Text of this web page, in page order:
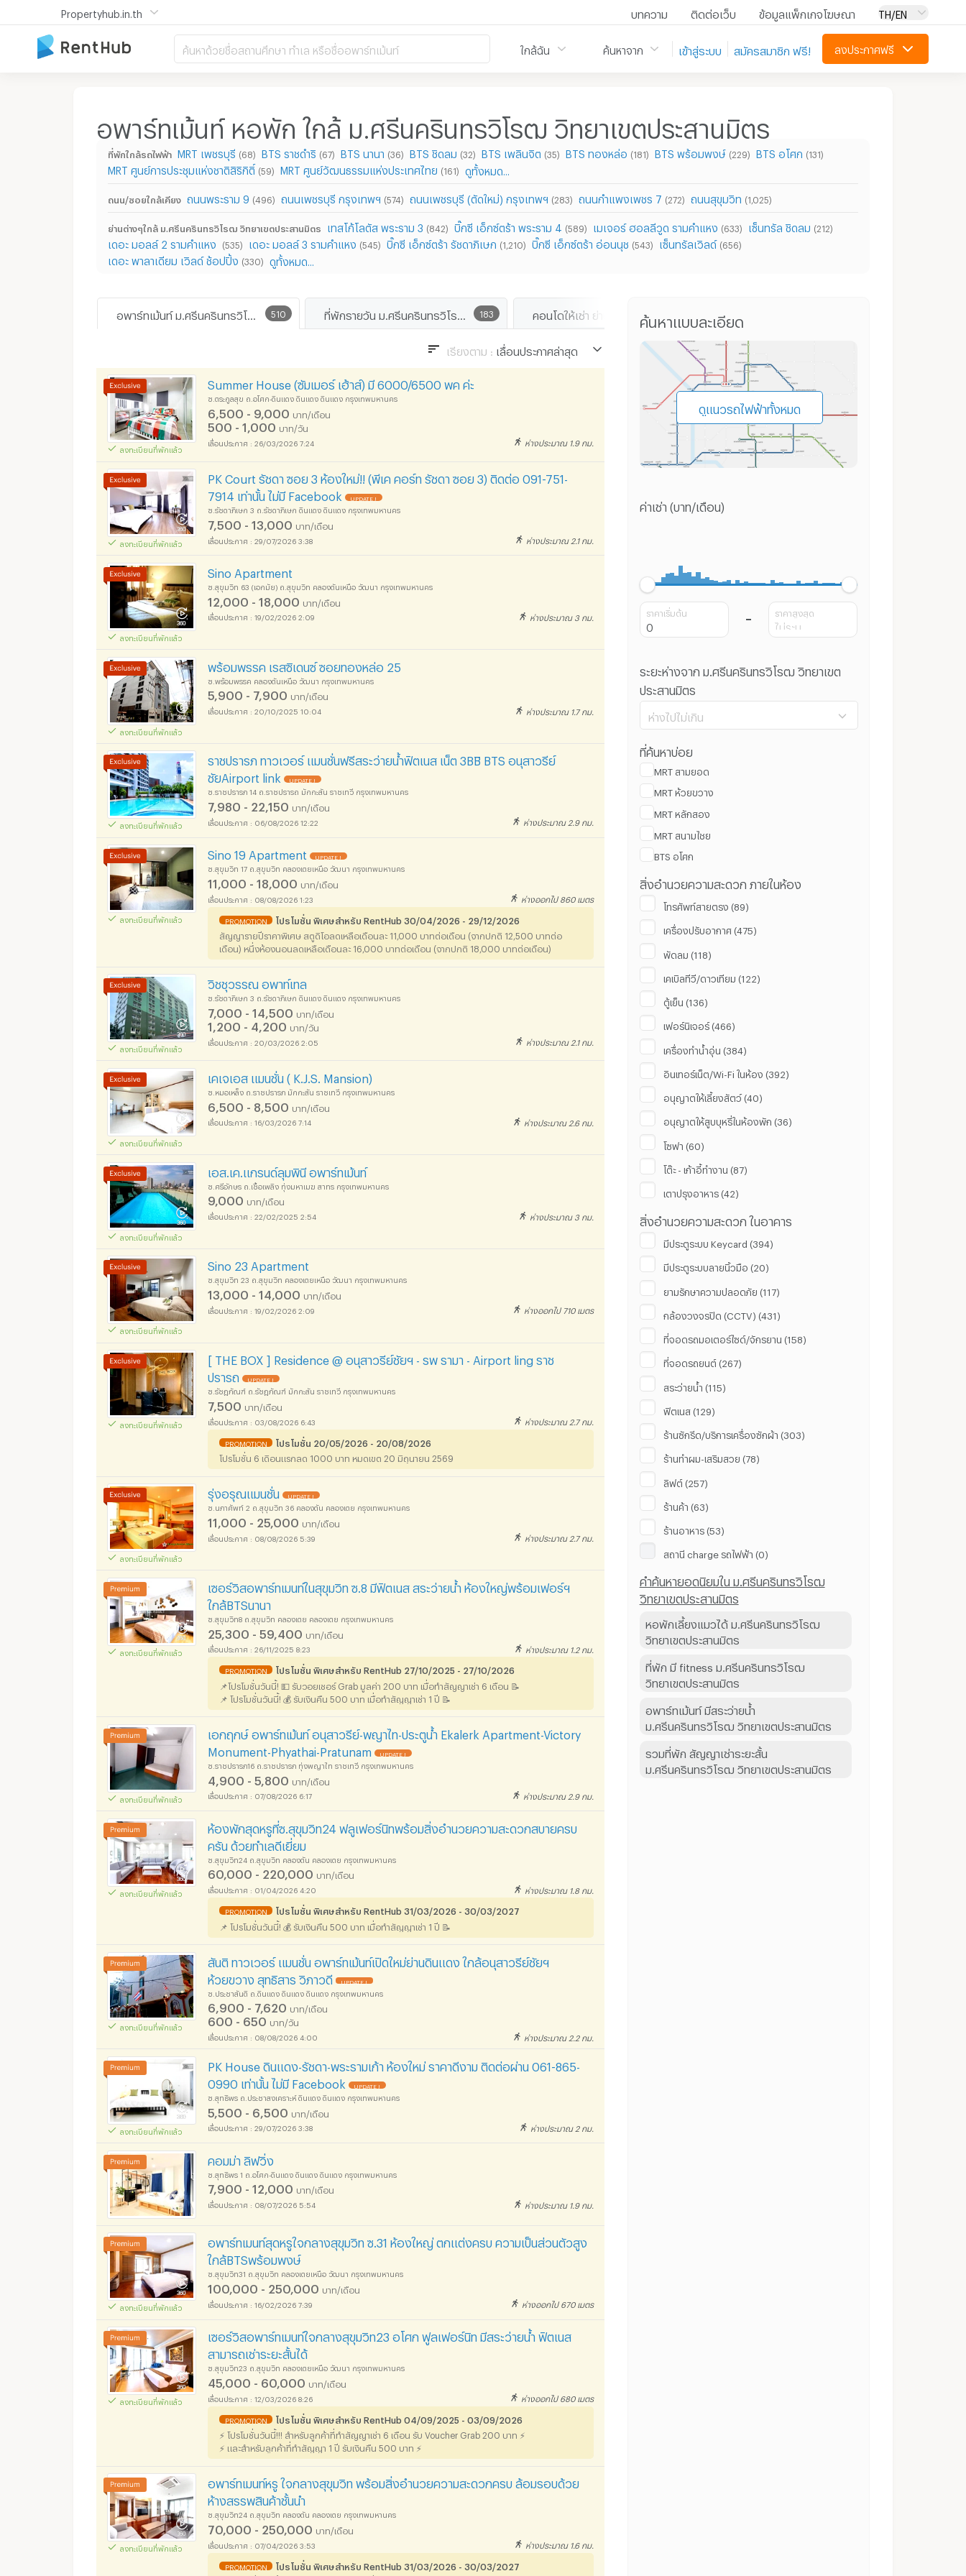
Propertyhub.in.th บทความ ติดต่อเว็บ ข้อมูลแพ็กเกจโฆษณา TH/EN
ค้นหาด้วยชื่อสถานศึกษา ทำเล หรือชื่ออพาร์ทเม้นท์ ใกล้ฉัน ค้นหาจาก เข้าสู่ระบบ สมัครสมาชิก ฟรี! ลงประกาศฟรี
อพาร์ทเม้นท์ หอพัก ใกล้ ม.ศรีนครินทรวิโรฒ วิทยาเขตประสานมิตร
ที่พักใกล้รถไฟฟ้า MRT เพชรบุรี (68) BTS ราชดำริ (67) BTS นานา (36) BTS ชิดลม (32) BTS เพลินจิต (35) BTS ทองหล่อ (181) BTS พร้อมพงษ์ (229) BTS อโศก (131)
MRT ศูนย์การประชุมแห่งชาติสิริกิติ์ (59) MRT ศูนย์วัฒนธรรมแห่งประเทศไทย (161) ดูทั้งหมด...
ถนน/ซอยใกล้เคียง ถนนพระราม 9 (496) ถนนเพชรบุรี กรุงเทพฯ (574) ถนนเพชรบุรี (ตัดใหม่) กรุงเทพฯ (283) ถนนกำแพงเพชร 7 (272) ถนนสุขุมวิท (1,025)
ย่านต่างๆใกล้ ม.ศรีนครินทรวิโรฒ วิทยาเขตประสานมิตร เทสโก้โลตัส พระราม 3 (842) บิ๊กซี เอ็กซ์ตร้า พระราม 4 (589) เมเจอร์ ฮอลลีวูด รามคำแหง (633) เซ็นทรัล ชิดลม (212)
เดอะ มอลล์ 2 รามคำแหง (535) เดอะ มอลล์ 3 รามคำแหง (545) บิ๊กซี เอ็กซ์ตร้า รัชดาภิเษก (1,210) บิ๊กซี เอ็กซ์ตร้า อ่อนนุช (543) เซ็นทรัลเวิลด์ (656)
เดอะ พาลาเดียม เวิลด์ ช้อปปิ้ง (330) ดูทั้งหมด...
510
อพาร์ทเม้นท์ ม.ศรีนครินทรวิโรฒ วิทยาเขตประสานมิตร 183
เรียงตาม : เลื่อนประกาศล่าสุด
ลงทะเบียนที่พักแล้ว
Summer House (ซัมเมอร์ เฮ้าส์) มี 6000/6500 พค ค่ะ
ซ.ตระกูลสุข ถ.อโศก-ดินแดง ดินแดง ดินแดง กรุงเทพมหานคร
6,500 - 9,000 บาท/เดือน
500 - 1,000 บาท/วัน
26/03/2026 7:24 ห่างประมาณ 1.9 กม.
ลงทะเบียนที่พักแล้ว
อพาร์ทเม้นท์ หอพัก ย่าน ม.ศรีนครินทรวิโรฒ วิทยาเขตประสานมิตร :
PK Court รัชดา ซอย 3 ห้องใหม่!! (พีเค คอร์ท รัชดา ซอย 3) ติดต่อ 091-751-
7914 เท่านั้น ไม่มี Facebook
UPDATE !
ซ.รัชดาภิเษก 3 ถ.รัชดาภิเษก ดินแดง ดินแดง กรุงเทพมหานคร
7,500 - 13,000 บาท/เดือน
29/07/2026 3:38 ห่างประมาณ 2.1 กม.
ลงทะเบียนที่พักแล้ว
อพาร์ทเม้นท์ หอพัก ย่าน ม.ศรีนครินทรวิโรฒ วิทยาเขตประสานมิตร :
Sino Apartment
ซ.สุขุมวิท 63 (เอกมัย) ถ.สุขุมวิท คลองตันเหนือ วัฒนา กรุงเทพมหานคร
12,000 - 18,000 บาท/เดือน
19/02/2026 2:09 ห่างประมาณ 3 กม.
ลงทะเบียนที่พักแล้ว
อพาร์ทเม้นท์ หอพัก ย่าน ม.ศรีนครินทรวิโรฒ วิทยาเขตประสานมิตร :
พร้อมพรรค เรสซิเดนซ์ ซอยทองหล่อ 25
ซ.พร้อมพรรค คลองตันเหนือ วัฒนา กรุงเทพมหานคร
5,900 - 7,900 บาท/เดือน
20/10/2025 10:04 ห่างประมาณ 1.7 กม.
ลงทะเบียนที่พักแล้ว
อพาร์ทเม้นท์ หอพัก ย่าน ม.ศรีนครินทรวิโรฒ วิทยาเขตประสานมิตร :
ราชปรารภ ทาวเวอร์ แมนชั่นฟรีสระว่ายน้ำฟิตเนส เน็ต 3BBิ BTS อนุสาวรีย์
ชัยAirport link
UPDATE !
ซ.ราชปรารภ 14 ถ.ราชปรารถ มักกะสัน ราชเทวี กรุงเทพมหานคร
7,980 - 22,150 บาท/เดือน
06/08/2026 12:22 ห่างประมาณ 2.9 กม.
ลงทะเบียนที่พักแล้ว
Sino 19 Apartment UPDATE !
ซ.สุขุมวิท 17 ถ.สุขุมวิท คลองเตยเหนือ วัฒนา กรุงเทพมหานคร
11,000 - 18,000 บาท/เดือน
08/08/2026 1:23 ห่างออกไป 860 เมตร
PROMOTION โปรโมชั่น พิเศษสำหรับ RentHub 30/04/2026 - 29/12/2026
สัญญารายปีราคาพิเศษ สตูดิโอลดเหลือเดือนละ 11,000 บาทต่อเดือน (จากปกติ 12,500 บาทต่อ
เดือน) หนึ่งห้องนอนลดเหลือเดือนละ 16,000 บาทต่อเดือน (จากปกติ 18,000 บาทต่อเดือน)
ลงทะเบียนที่พักแล้ว
วิชชุวรรณ อพาท์เทล
ซ.รัชดาภิเษก 3 ถ.รัชดาภิเษก ดินแดง ดินแดง กรุงเทพมหานคร
7,000 - 14,500 บาท/เดือน
1,200 - 4,200 บาท/วัน
20/03/2026 2:05 ห่างประมาณ 2.1 กม.
ลงทะเบียนที่พักแล้ว
เคเจเอส แมนชั่น ( K.J.S. Mansion)
ซ.หมอเหล็ง ถ.ราชปรารภ มักกะสัน ราชเทวี กรุงเทพมหานคร
6,500 - 8,500 บาท/เดือน
16/03/2026 7:14 ห่างประมาณ 2.6 กม.
ลงทะเบียนที่พักแล้ว
เอส.เค.แกรนด์ลุมพินี อพาร์ทเม้นท์
ซ.ศรีอักษร ถ.เชื้อเพลิง ทุ่งมหาเมฆ สาทร กรุงเทพมหานคร
9,000 บาท/เดือน
22/02/2025 2:54 ห่างประมาณ 3 กม.
ลงทะเบียนที่พักแล้ว
Sino 23 Apartment
ซ.สุขุมวิท 23 ถ.สุขุมวิท คลองเตยเหนือ วัฒนา กรุงเทพมหานคร
13,000 - 14,000 บาท/เดือน
19/02/2026 2:09 ห่างออกไป 710 เมตร
ลงทะเบียนที่พักแล้ว
[ THE BOX ] Residence @ อนุสาวรีย์ชัยฯ - รพ รามา - Airport ling ราช
ปรารถ
UPDATE !
ซ.รัชฎภัณฑ์ ถ.รัชฎภัณฑ์ มักกะสัน ราชเทวี กรุงเทพมหานคร
7,500 บาท/เดือน
03/08/2026 6:43 ห่างประมาณ 2.7 กม.
PROMOTION โปรโมชั่น 20/05/2026 - 20/08/2026
โปรโมชั่น 6 เดิอนแรกลด 1000 บาท หมดเขต 20 มิถุนายน 2569
ลงทะเบียนที่พักแล้ว
รุ่งอรุณแมนชั่น UPDATE !
ซ.นภาศัพท์ 2 ถ.สุขุมวิท 36 คลองตัน คลองเตย กรุงเทพมหานคร
11,000 - 25,000 บาท/เดือน
08/08/2026 5:39 ห่างประมาณ 2.7 กม.
ลงทะเบียนที่พักแล้ว
เซอร์วิสอพาร์ทเมนท์ในสุขุมวิท ซ.8 มีฟิตเนส สระว่ายน้ำ ห้องใหญ่พร้อมเฟอร์ฯ
ใกล้BTSนานา
ซ.สุขุมวิท8 ถ.สุขุมวิท คลองเตย คลองเตย กรุงเทพมหานคร
25,300 - 59,400 บาท/เดือน
26/11/2025 8:23 ห่างประมาณ 1.2 กม.
PROMOTION โปรโมชั่น พิเศษสำหรับ RentHub 27/10/2025 - 27/10/2026
📌โปรโมชั่นวันนี้! 💵 รับวอยเชอร์ Grab มูลค่า 200 บาท เมื่อทำสัญญาเช่า 6 เดือน 📝
📌 โปรโมชั่นวันนี้! 💰 รับเงินคืน 500 บาท เมื่อทำสัญญาเช่า 1 ปี 📝
ลงทะเบียนที่พักแล้ว
เอกฤกษ์ อพาร์ทเม้นท์ อนุสาวรีย์-พญาไท-ประตูน้ำ Ekalerk Apartment-Victory
Monument-Phyathai-Pratunam
UPDATE !
ซ.ราชปรารภ16 ถ.ราชปรารภ ทุ่งพญาไท ราชเทวี กรุงเทพมหานคร
4,900 - 5,800 บาท/เดือน
07/08/2026 6:17 ห่างประมาณ 2.9 กม.
ลงทะเบียนที่พักแล้ว
ห้องพักสุดหรูที่ซ.สุขุมวิท24 ฟลูเฟอร์นิทพร้อมสิ่งอำนวยความสะดวกสบายครบ
ครัน ด้วยทำเลดีเยี่ยม
ซ.สุขุมวิท24 ถ.สุขุมวิท คลองตัน คลองเตย กรุงเทพมหานคร
60,000 - 220,000 บาท/เดือน
01/04/2026 4:20 ห่างประมาณ 1.8 กม.
PROMOTION โปรโมชั่น พิเศษสำหรับ RentHub 31/03/2026 - 30/03/2027
📌 โปรโมชั่นวันนี้! 💰 รับเงินคืน 500 บาท เมื่อทำสัญญาเช่า 1 ปี 📝
ลงทะเบียนที่พักแล้ว
สันติ ทาวเวอร์ แมนชั่น อพาร์ทเม้นท์เปิดใหม่ย่านดินแดง ใกล้อนุสาวรีย์ชัยฯ
ห้วยขวาง สุทธิสาร วิภาวดี
UPDATE !
ซ.ประชาสันติ ถ.ดินแดง ดินแดง ดินแดง กรุงเทพมหานคร
6,900 - 7,620 บาท/เดือน
600 - 650 บาท/วัน
08/08/2026 4:00 ห่างประมาณ 2.2 กม.
ลงทะเบียนที่พักแล้ว
PK House ดินแดง-รัชดา-พระรามเก้า ห้องใหม่ ราคาดีงาม ติดต่อผ่าน 061-865-
0990 เท่านั้น ไม่มี Facebook
UPDATE !
ซ.สุทธิพร ถ.ประชาสงเคราะห์ ดินแดง ดินแดง กรุงเทพมหานคร
5,500 - 6,500 บาท/เดือน
29/07/2026 3:38 ห่างประมาณ 2 กม.
คอมม่า ลิฟวิ่ง
ซ.สุทธิพร 1 ถ.อโศก-ดินแดง ดินแดง ดินแดง กรุงเทพมหานคร
7,900 - 12,000 บาท/เดือน
08/07/2026 5:54 ห่างประมาณ 1.9 กม.
ลงทะเบียนที่พักแล้ว
อพาร์ทเมนท์สุดหรูใจกลางสุขุมวิท ซ.31 ห้องใหญ่ ตกแต่งครบ ความเป็นส่วนตัวสูง
ใกล้BTSพร้อมพงษ์
ซ.สุขุมวิท31 ถ.สุขุมวิท คลองเตยเหนือ วัฒนา กรุงเทพมหานคร
100,000 - 250,000 บาท/เดือน
16/02/2026 7:39 ห่างออกไป 670 เมตร
ลงทะเบียนที่พักแล้ว
เซอร์วิสอพาร์ทเมนท์ใจกลางสุขุมวิท23 อโศก ฟูลเฟอร์นิท มีสระว่ายน้ำ ฟิตเนส
สามารถเช่าระยะสั้นได้
ซ.สุขุมวิท23 ถ.สุขุมวิท คลองเตยเหนือ วัฒนา กรุงเทพมหานคร
45,000 - 60,000 บาท/เดือน
12/03/2026 8:26 ห่างออกไป 680 เมตร
PROMOTION โปรโมชั่น พิเศษสำหรับ RentHub 04/09/2025 - 03/09/2026
⚡ โปรโมชั่นวันนี้!!! สำหรับลูกค้าที่ทำสัญญาเช่า 6 เดือน รับ Voucher Grab 200 บาท ⚡
⚡ และสำหรับลูกค้าที่ทำสัญญา 1 ปี รับเงินคืน 500 บาท ⚡
ลงทะเบียนที่พักแล้ว
อพาร์ทเมนท์หรู ใจกลางสุขุมวิท พร้อมสิ่งอำนวยความสะดวกครบ ล้อมรอบด้วย
ห้างสรรพสินค้าชั้นนำ
ซ.สุขุมวิท24 ถ.สุขุมวิท คลองตัน คลองเตย กรุงเทพมหานคร
70,000 - 250,000 บาท/เดือน
07/04/2026 3:53 ห่างประมาณ 1.6 กม.
PROMOTION โปรโมชั่น พิเศษสำหรับ RentHub 31/03/2026 - 30/03/2027
ค้นหาแบบละเอียด
ดูแนวรถไฟฟ้าทั้งหมด
ค่าเช่า (บาท/เดือน)
ราคาเริ่มต้น ราคาสูงสุด
ระยะห่างจาก ม.ศรีนครินทรวิโรฒ วิทยาเขต
ประสานมิตร
ห่างไปไม่เกิน
100 ม.
ที่ค้นหาบ่อย
MRT สามยอด
MRT ห้วยขวาง
MRT หลักสอง
MRT สนามไชย
BTS อโศก
สิ่งอำนวยความสะดวก ภายในห้อง
โทรศัพท์สายตรง (89)
เครื่องปรับอากาศ (475)
พัดลม (118)
เคเบิลทีวี/ดาวเทียม (122)
ตู้เย็น (136)
เฟอร์นิเจอร์ (466)
เครื่องทำน้ำอุ่น (384)
อินเทอร์เน็ต/Wi-Fi ในห้อง (392)
อนุญาตให้เลี้ยงสัตว์ (40)
อนุญาตให้สูบบุหรี่ในห้องพัก (36)
โซฟา (60)
โต๊ะ - เก้าอี้ทำงาน (87)
เตาปรุงอาหาร (42)
สิ่งอำนวยความสะดวก ในอาคาร
มีประตูระบบ Keycard (394)
มีประตูระบบลายนิ้วมือ (20)
ยามรักษาความปลอดภัย (117)
กล้องวงจรปิด (CCTV) (431)
ที่จอดรถมอเตอร์ไซด์/จักรยาน (158)
ที่จอดรถยนต์ (267)
สระว่ายน้ำ (115)
ฟิตเนส (129)
ร้านซักรีด/บริการเครื่องซักผ้า (303)
ร้านทำผม-เสริมสวย (78)
ลิฟต์ (257)
ร้านค้า (63)
ร้านอาหาร (53)
สถานี ​charge รถไฟฟ้า (0)
คำค้นหายอดนิยมใน ม.ศรีนครินทรวิโรฒ
วิทยาเขตประสานมิตร
หอพักเลี้ยงแมวได้ ม.ศรีนครินทรวิโรฒ
วิทยาเขตประสานมิตร
ที่พัก มี fitness ม.ศรีนครินทรวิโรฒ
วิทยาเขตประสานมิตร
อพาร์ทเม้นท์ มีสระว่ายน้ำ
ม.ศรีนครินทรวิโรฒ วิทยาเขตประสานมิตร
รวมที่พัก สัญญาเช่าระยะสั้น
ม.ศรีนครินทรวิโรฒ วิทยาเขตประสานมิตร